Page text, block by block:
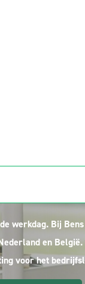
werkdag. Bij
en
voor het